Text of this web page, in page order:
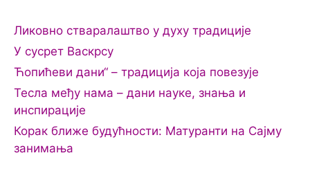
Ликовно стваралаштво у духу традиције
У сусрет Васкрсу
Ћопићеви дани“ – традиција која повезује
Тесла међу нама – дани науке, знања и
инспирације
Корак ближе будућности: Матуранти на Сајму
занимања